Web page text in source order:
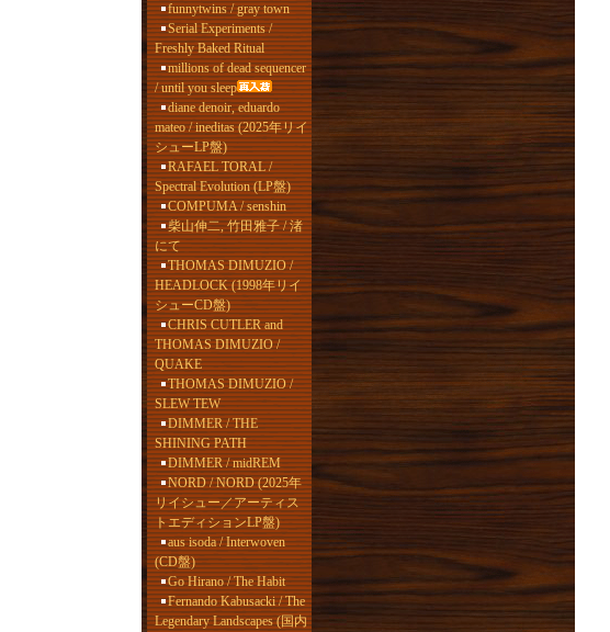
funnytwins / gray town
Serial Experiments /
Freshly Baked Ritual
millions of dead sequencer
/ until you sleep
diane denoir, eduardo
mateo / ineditas (2025年リイ
シューLP盤)
RAFAEL TORAL /
Spectral Evolution (LP盤)
COMPUMA / senshin
柴山伸二, 竹田雅子 / 渚
にて
THOMAS DIMUZIO /
HEADLOCK (1998年リイ
シューCD盤)
CHRIS CUTLER and
THOMAS DIMUZIO /
QUAKE
THOMAS DIMUZIO /
SLEW TEW
DIMMER / THE
SHINING PATH
DIMMER / midREM
NORD / NORD (2025年
リイシュー／アーティス
トエディションLP盤)
aus isoda / Interwoven
(CD盤)
Go Hirano / The Habit
Fernando Kabusacki / The
Legendary Landscapes (国内